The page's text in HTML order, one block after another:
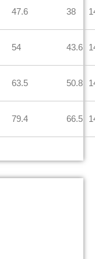
47.6 38
54 43.6
63.5 50.8
79.4 66.5